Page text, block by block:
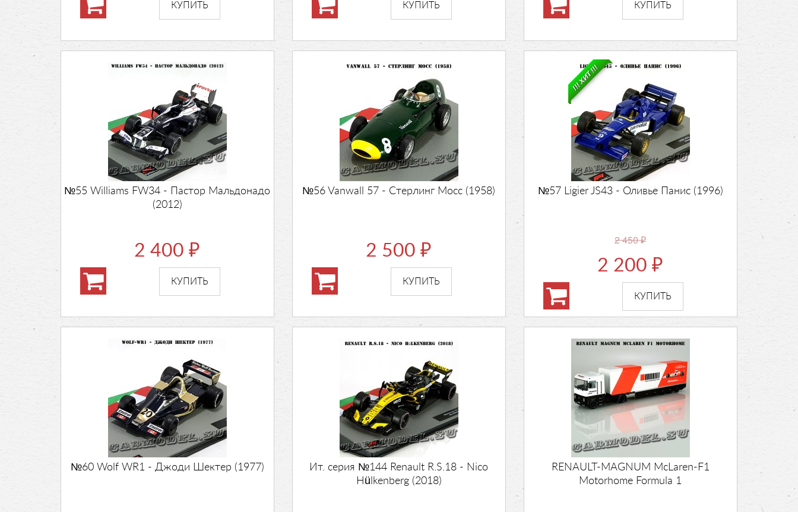
№55 Williams FW34 - Пастор Мальдонадо
(2012)
2 400₽
№56 Vanwall 57 - Стерлинг Мосс (1958)
2 500₽
!!! ХИТ !!!
№57 Ligier JS43 - Оливье Панис (1996)
2 450₽
2 200₽
№60 Wolf WR1 - Джоди Шектер (1977)
Ит. серия №144 Renault R.S.18 - Nico
Hülkenberg (2018)
RENAULT-MAGNUM McLaren-F1
Motorhome Formula 1